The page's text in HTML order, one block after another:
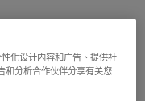
化设计内容和广告、提供社
和分析合作伙伴分享有关您